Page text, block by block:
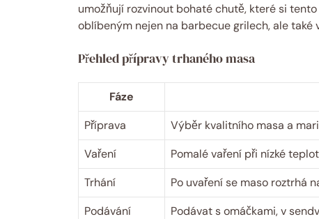
umožňují rozvinout bohaté chutě, které si
oblíbeným nejen na barbecue grilech, ale
Přehled přípravy trhaného masa
Fáze
Příprava
Výběr kvalitního masa a
Vaření
Pomalé vaření při nízké
Trhání
Po uvaření se maso roztrhá
Podávání
Podávat s omáčkami, v